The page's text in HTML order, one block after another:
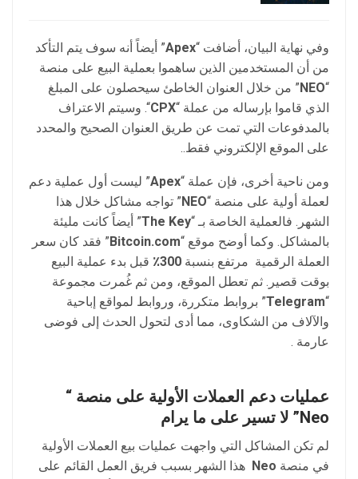
وفي نهاية البيان، أضافت “Apex” أيضاً أنه سوف يتم التأكد
من أن المستخدمين الذين ساهموا بعملية البيع على منصة
“
NEO ” من خلال العنوان الخاطئ سيحصلون على المبلغ
الذي قاموا بإرساله من عملة “CPX“. وسيتم الاعتراف
بالمدفوعات التي تمت عن طريق العنوان الصحيح والمحدد
على الموقع الإلكتروني فقط..
ومن ناحية أخرى، فإن عملة “Apex” ليست أول عملية دعم
لعملة أولية على منصة “NEO ” تواجه مشاكل خلال هذا
الشهر. فالعملية الخاصة بـ “The Key” أيضاً كانت مليئة
بالمشاكل. وكما أوضح موقع “Bitcoin.com ” فقد كان سعر
العملة الرقمية مرتفع بنسبة 300٪
قبل بدء عملية البيع
بوقت قصير. ثم تعطل الموقع، ومن ثم غُمرت مجموعة
“
Telegram” بروابط متكررة، وروابط لمواقع إباحية
والآلاف من الشكاوى، مما أدى لتحول الحدث إلى فوضى
عارمة .
عمليات دعم العملات الأولية على منصة “
Neo” لا تسير على ما يرام
لم تكن المشاكل التي واجهت عمليات بيع العملات الأولية
في منصة Neo هذا الشهر بسبب فريق العمل القائم على